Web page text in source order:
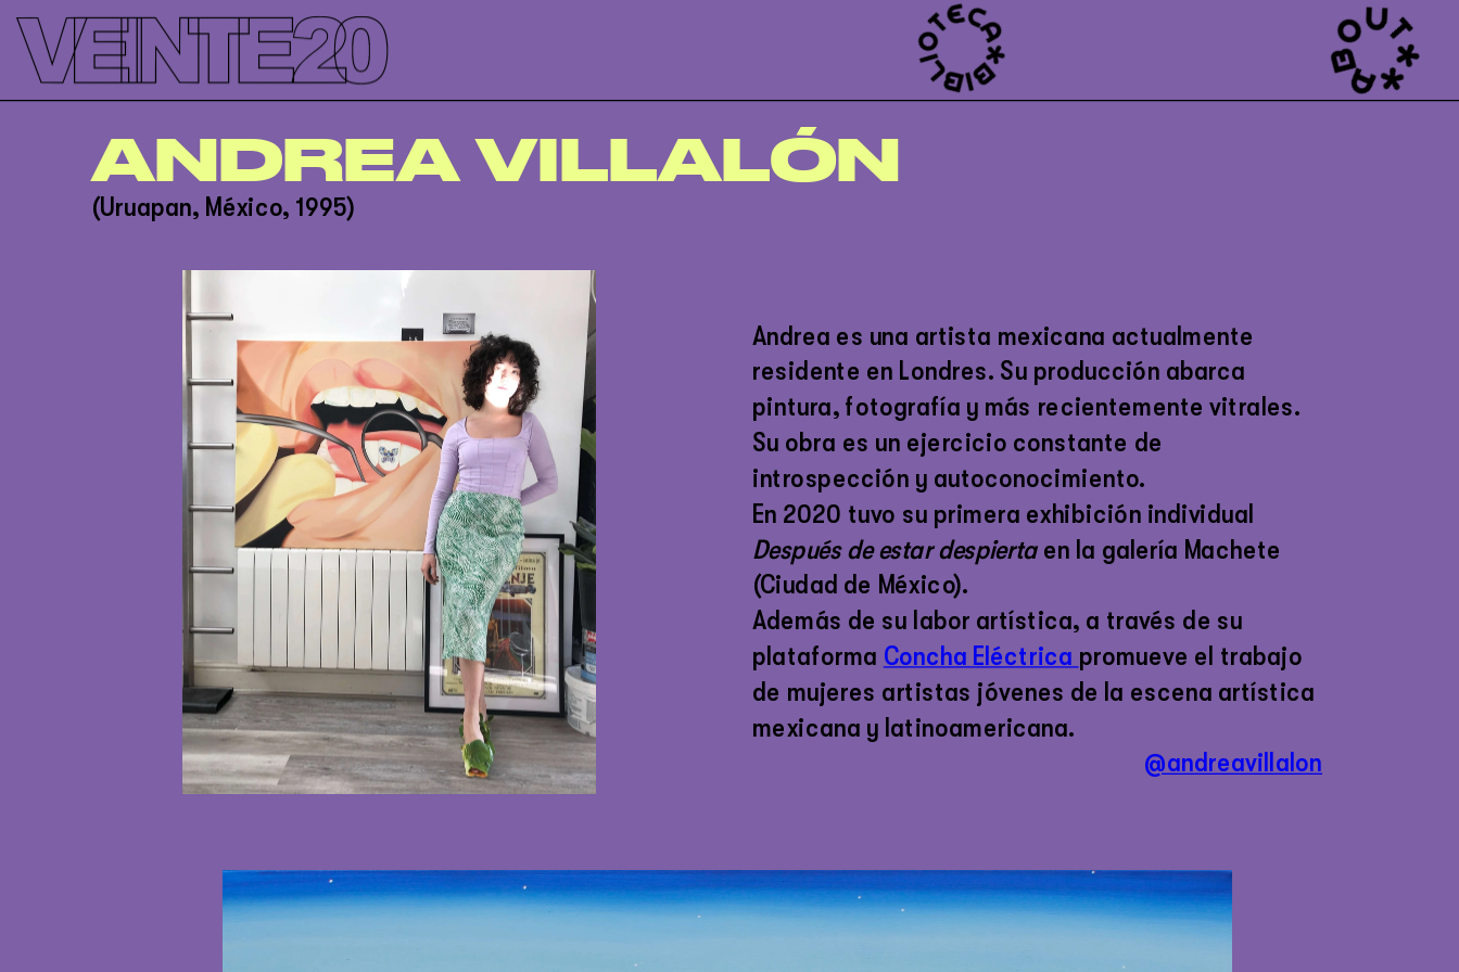
ANDREA VILLALÓN
(Uruapan, México, 1995)
Andrea es una artista mexicana actualmente
residente en Londres. Su producción abarca
pintura, fotografía y más recientemente vitrales.
Su obra es un ejercicio constante de
introspección y autoconocimiento.
Después de estar despierta en la galería Machete
(Ciudad de México).
Además de su labor artística, a través de su
plataforma Concha Eléctrica promueve el trabajo
de mujeres artistas jóvenes de la escena artística
mexicana y latinoamericana.
@andreavillalon